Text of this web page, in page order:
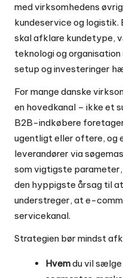
med virksomhedens
kundeservice og
skal afklare kundetype,
teknologi og
setup og investeringer
For mange danske
en hovedkanal – ikke et
B2B-indkøbere
ugentligt eller oftere, og
leverandører via
som vigtigste
den hyppigste årsag til
understreger, at e-
servicekanal.
Strategien bør mindst
Hvemdu vil